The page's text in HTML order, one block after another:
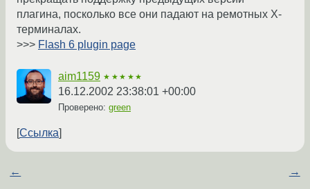
плагина, посколько все они падают на ремотных X-
терминалах.
>>> Flash 6 plugin page
aim1159 ★★★★★
16.12.2002 23:38:01 +00:00
Проверено: green
Ссылка
← →